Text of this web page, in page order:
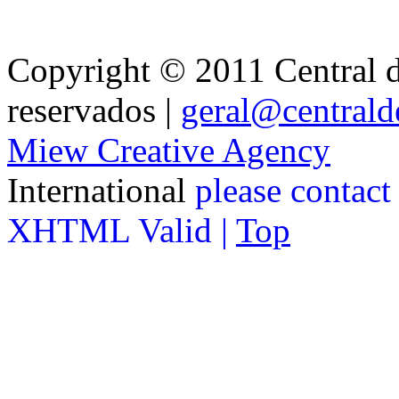
Copyright © 2011 Central
reservados |
Miew Creative Agency
International please
XHTML Valid | Top